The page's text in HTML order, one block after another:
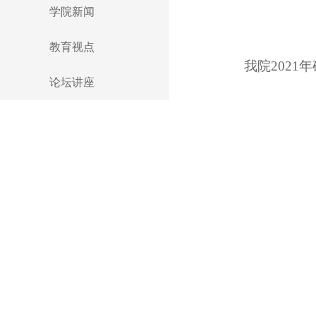
学院新闻
教育视点
论坛讲座
我院2021年